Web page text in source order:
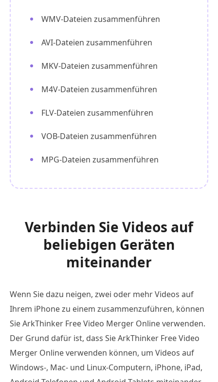
WMV-Dateien zusammenführen
AVI-Dateien zusammenführen
MKV-Dateien zusammenführen
M4V-Dateien zusammenführen
FLV-Dateien zusammenführen
VOB-Dateien zusammenführen
MPG-Dateien zusammenführen
Verbinden Sie Videos auf
beliebigen Geräten
miteinander
Wenn Sie dazu neigen, zwei oder mehr Videos auf
Ihrem iPhone zu einem zusammenzuführen, können
Sie ArkThinker Free Video Merger Online verwenden.
Der Grund dafür ist, dass Sie ArkThinker Free Video
Merger Online verwenden können, um Videos auf
Windows-, Mac- und Linux-Computern, iPhone, iPad,